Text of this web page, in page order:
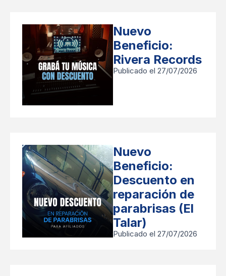
Nuevo
Beneficio:
Rivera Records
Publicado el 27/07/2026
Nuevo
Beneficio:
Descuento en
reparación de
parabrisas (El
Talar)
Publicado el 27/07/2026